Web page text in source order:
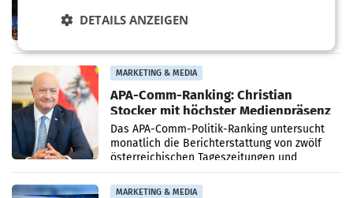
Lillian Moschen das Publikum ab 9.05 Uhr
startet mit der Dokumentation „20 Jahre
Grafenegg
MARKETING & MEDIA
APA-Comm-Ranking: Christian
Stocker mit höchster Medienpräsenz
im Juli
Das APA-Comm-Politik-Ranking untersucht
monatlich die Berichterstattung von zwölf
österreichischen Tageszeitungen und
analysiert, welche Politikerinnen und
Politiker Österreichs die
MARKETING & MEDIA
DETAILS ANZEIGEN